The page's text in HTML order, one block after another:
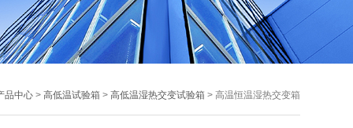
品中心> 高低温试验箱 > 高低温湿热交变试验箱 > 高温恒温湿热交变箱